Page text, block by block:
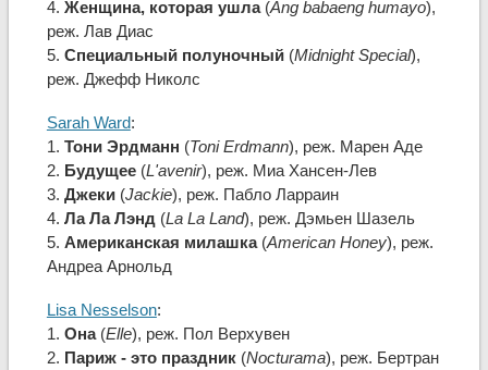
4. Женщина, которая ушла(Ang babaeng humayo),
реж. Лав Диас
5. Специальный полуночный(Midnight Special),
реж. Джефф Николс
Sarah Ward:
1. Тони Эрдманн (Toni Erdmann), реж. Марен Аде
2. Будущее(L'avenir), реж. Миа Хансен-Лев
3. Джеки(Jackie), реж. Пабло Ларраин
4. Ла Ла Лэнд (La La Land), реж. Дэмьен Шазель
5. Американская милашка(American Honey), реж.
Андреа Арнольд
Lisa Nesselson:
1. Она(Elle), реж. Пол Верхувен
2. Париж - это праздник(Nocturama), реж. Бертран